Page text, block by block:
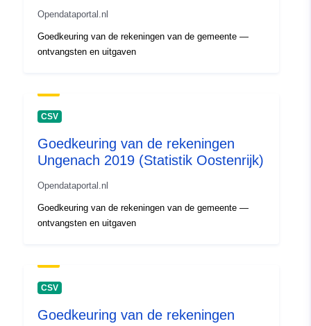
Opendataportal.nl
Goedkeuring van de rekeningen van de gemeente —
ontvangsten en uitgaven
CSV
Goedkeuring van de rekeningen
Ungenach 2019 (Statistik Oostenrijk)
Opendataportal.nl
Goedkeuring van de rekeningen van de gemeente —
ontvangsten en uitgaven
CSV
Goedkeuring van de rekeningen